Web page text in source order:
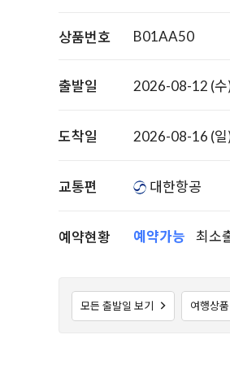
상품번호 B01AA50
출발일 2026-08-12 (수
도착일 2026-08-16 (일
교통편 대한항공
예약현황 예약가능 최소
모든 출발일 보기 여행상